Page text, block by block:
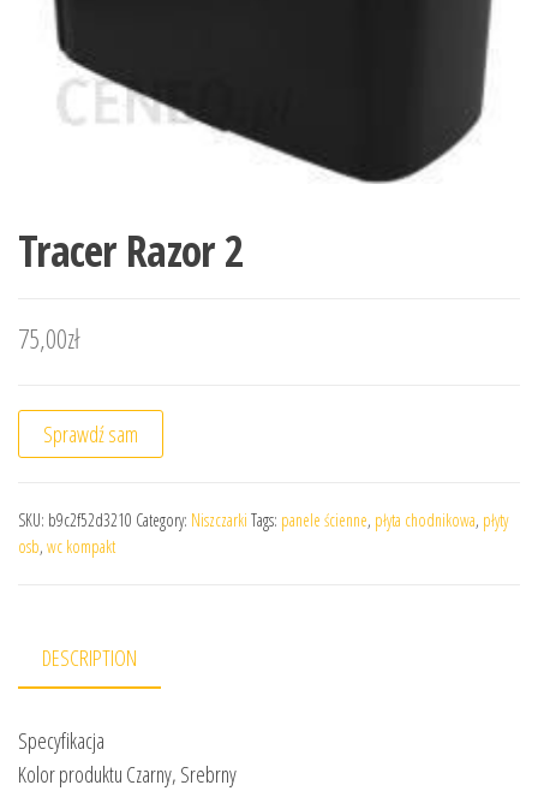
Tracer Razor 2
75,00zł
Sprawdź sam
SKU: b9c2f52d3210 Category: Niszczarki Tags: panele ścienne, płyta chodnikowa, płyty
osb, wc kompakt
DESCRIPTION
Specyfikacja
Kolor produktu Czarny, Srebrny